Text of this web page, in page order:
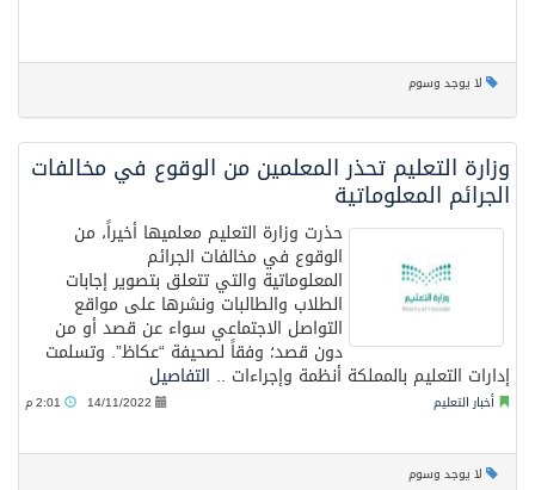
لا يوجد وسوم
وزارة التعليم تحذر المعلمين من الوقوع في مخالفات
الجرائم المعلوماتية
حذرت وزارة التعليم معلميها أخيراً، من
الوقوع في مخالفات الجرائم
المعلوماتية والتي تتعلق بتصوير إجابات
الطلاب والطالبات ونشرها على مواقع
التواصل الاجتماعي سواء عن قصد أو من
دون قصد؛ وفقاً لصحيفة “عكاظ”. وتسلمت
إدارات التعليم بالمملكة أنظمة وإجراءات .. التفاصيل
أخبار التعليم 14/11/2022
لا يوجد وسوم